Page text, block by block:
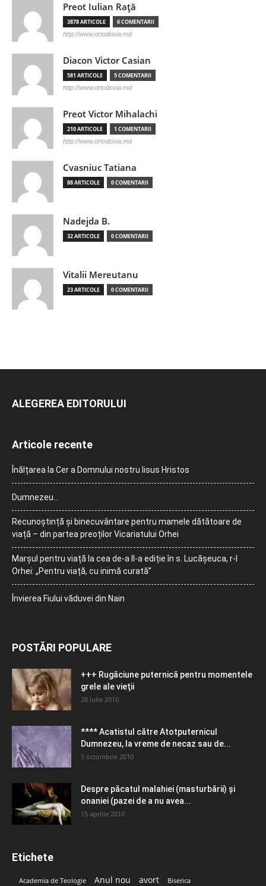
Preot Iulian Raţă
3878 ARTICOLE 6 COMENTARII
http://www.ortodoxia.md
Diacon Victor Casian
581 ARTICOLE 5 COMENTARII
http://www.ortodoxia.md
Preot Victor Mihalachi
210 ARTICOLE 1 COMENTARII
http://www.ortodoxia.md
Cvasniuc Tatiana
88 ARTICOLE 0 COMENTARII
Nadejda B.
32 ARTICOLE 0 COMENTARII
Vitalii Mereutanu
23 ARTICOLE 0 COMENTARII
ALEGEREA EDITORULUI
Articole recente
Înălțarea la Cer a Domnului nostru Iisus Hristos
Dumnezeu…
Recunoștință și binecuvântare pentru mamele dătătoare de
viață – din partea preoților Vicariatului Orhei
Marșul pentru viață la cea de-a II-a ediție în s. Lucășeuca, r-l
Orhei: „Pentru viață, cu inimă curată”
Învierea Fiului văduvei din Nain
POSTĂRI POPULARE
+++ Rugăciune puternică pentru momentele
grele ale vieţii
28 iulie 2010
**** Acatistul către Atotputernicul
Dumnezeu, la vreme de necaz sau de...
5 octombrie 2010
Despre păcatul malahiei (masturbării) şi
onaniei (pazei de a nu avea...
15 aprilie 2010
Etichete
Academia de Teologie Anul nou avort Biserica